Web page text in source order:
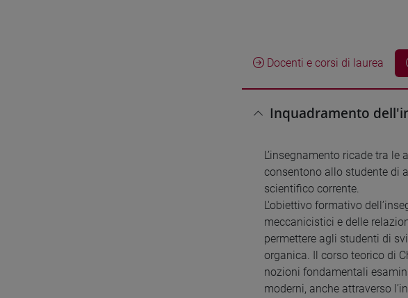
Docenti e corsi di laurea
Inquadramento
L’insegnamento ricade tra
consentono allo studente di
scientifico corrente.
L'obiettivo formativo
meccanicistici e delle
permettere agli studenti di
organica. Il corso teorico di
nozioni fondamentali
moderni, anche attraverso